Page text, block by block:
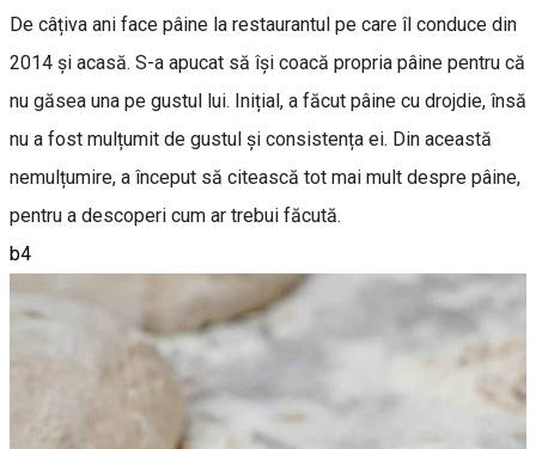
De câțiva ani face pâine la restaurantul pe care îl conduce din
2014 și acasă. S-a apucat să își coacă propria pâine pentru că
nu găsea una pe gustul lui. Inițial, a făcut pâine cu drojdie, însă
nu a fost mulțumit de gustul și consistența ei. Din această
nemulțumire, a început să citească tot mai mult despre pâine,
pentru a descoperi cum ar trebui făcută.
b4